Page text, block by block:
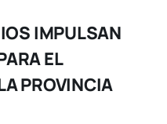
IMPULSAN
EL
PROVINCIA